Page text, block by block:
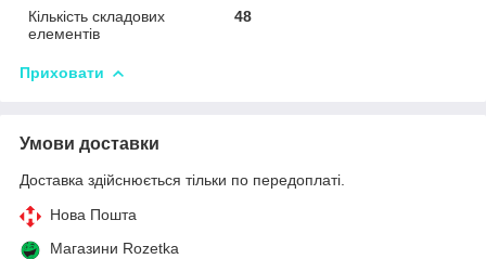
Кількість складових
елементів
48
Приховати
Умови доставки
Доставка здійснюється тільки по передоплаті.
Нова Пошта
Магазини Rozetka